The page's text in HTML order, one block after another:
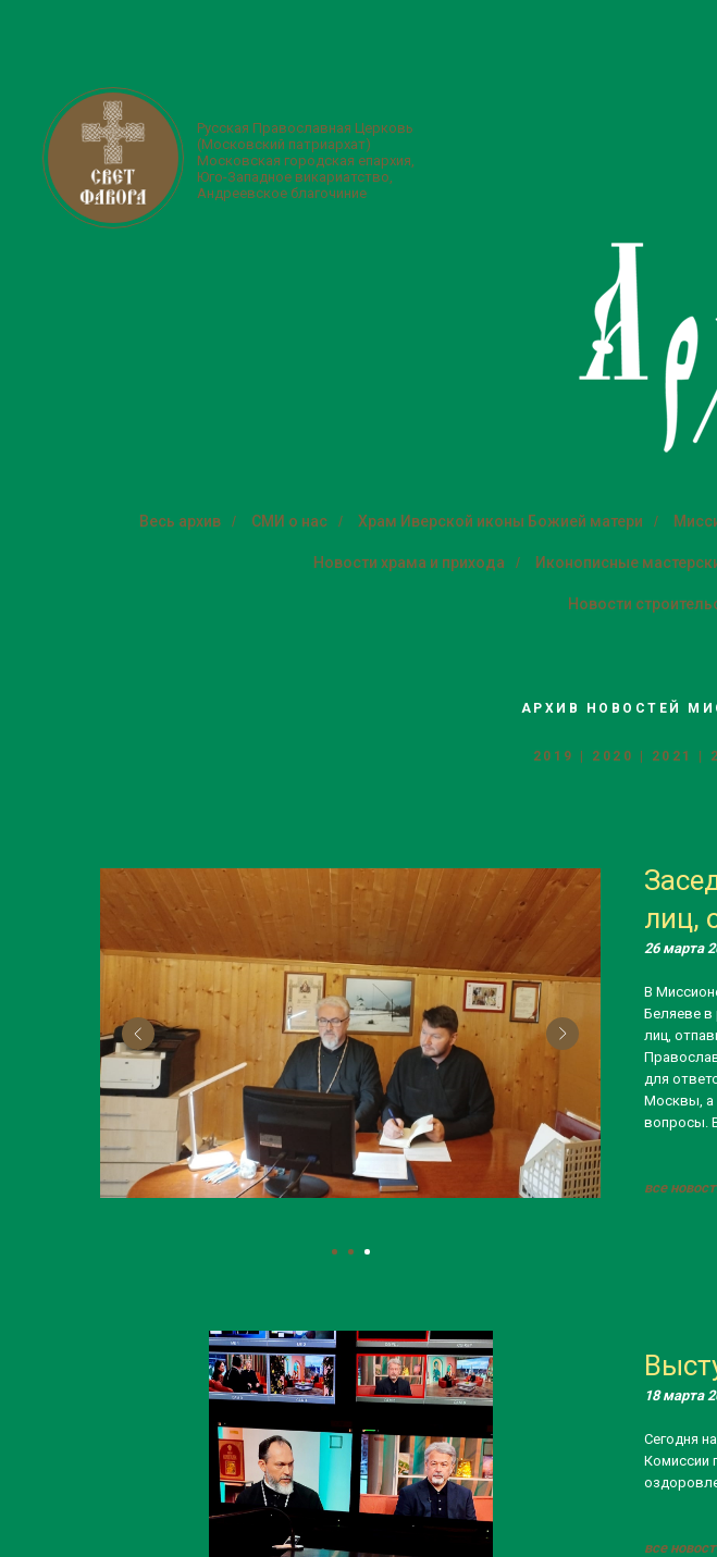
Русская Православная Церковь
(Московский патриархат)
Московская городская епархия,
Юго-Западное викариатство,
Андреевское благочиние
Весь архив / СМИ о нас / Храм Иверской иконы Божией матери /
Новости храма и прихода / Иконописные
Новости
АРХИВ НОВОСТЕЙ
2019 2020 2021
лиц,
26 марта
В
Беляеве в
лиц,
для
Москвы, а
вопросы.
все
18 марта
Сегодня
Комиссии
все